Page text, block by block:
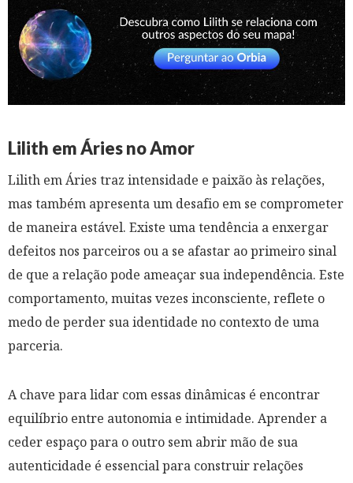
Lilith em Áries no Amor
Lilith em Áries traz intensidade e paixão às relações,
mas também apresenta um desafio em se comprometer
de maneira estável. Existe uma tendência a enxergar
defeitos nos parceiros ou a se afastar ao primeiro sinal
de que a relação pode ameaçar sua independência. Este
comportamento, muitas vezes inconsciente, reflete o
medo de perder sua identidade no contexto de uma
parceria.
A chave para lidar com essas dinâmicas é encontrar
equilíbrio entre autonomia e intimidade. Aprender a
ceder espaço para o outro sem abrir mão de sua
autenticidade é essencial para construir relações